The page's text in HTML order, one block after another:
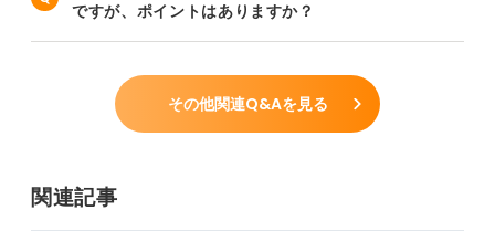
ですが、ポイントはありますか？
その他関連Q&Aを見る
関連記事